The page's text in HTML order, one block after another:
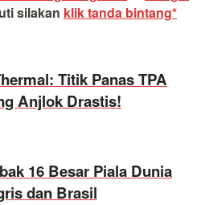
silakan klik tanda bintang*
Titik Panas TPA
Anjlok Drastis!
16 Besar Piala Dunia
dan Brasil